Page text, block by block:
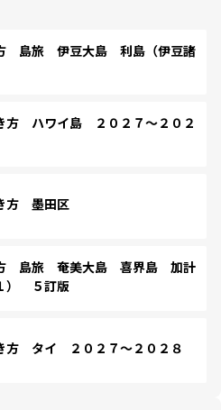
島旅 伊豆大島 利島（伊豆諸
方 ハワイ島 ２０２７～２０２
方 墨田区
島旅 奄美大島 喜界島 加計
） ５訂版
方 タイ ２０２７～２０２８